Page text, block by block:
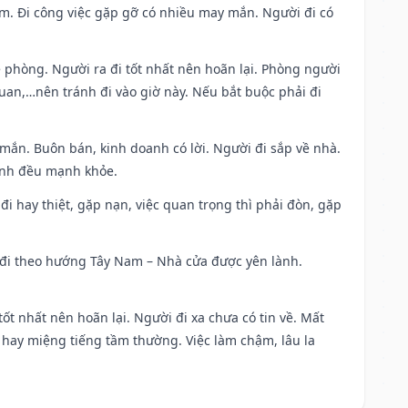
Đi công việc gặp gỡ có nhiều may mắn. Người đi có
Người ra đi tốt nhất nên hoãn lại. Phòng người
tránh đi vào giờ này. Nếu bắt buộc phải đi
Buôn bán, kinh doanh có lời. Người đi sắp về nhà.
đều mạnh khỏe.
hay thiệt, gặp nạn, việc quan trọng thì phải đòn, gặp
theo hướng Tây Nam – Nhà cửa được yên lành.
nhất nên hoãn lại. Người đi xa chưa có tin về. Mất
miệng tiếng tầm thường. Việc làm chậm, lâu la